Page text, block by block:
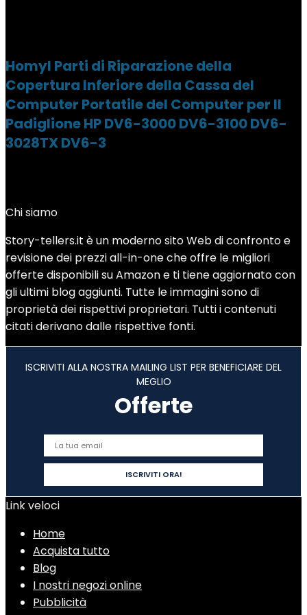
Homyl Parti di Riparazione della
Copertura Inferiore della Cassa del
Computer Portatile del Computer per Il
Padiglione HP DV6-3000 DV6-3100 DV6-
3028TX DV6-3
Chi siamo
Story-tellers.it è un moderno sito Web di confronto e
revisione dei prezzi all-in-one che offre le migliori
offerte disponibili su Amazon e ti tiene aggiornato con
gli ultimi blog aggiunti. Tutte le immagini sono di
proprietà dei rispettivi proprietari. Tutti i contenuti
citati derivano dalle rispettive fonti.
ISCRIVITI ALLA NOSTRA MAILING LIST PER BENEFICIARE DEL
MEGLIO
Offerte
Link veloci
Home
Acquista tutto
Blog
I nostri negozi online
Pubblicità